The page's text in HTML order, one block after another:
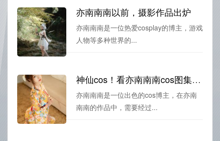
亦南南南以前，摄影作品出炉
亦南南南是一位热爱cosplay的博主，游戏
人物等多种世界的...
神仙cos！看亦南南南cos图集的合集
亦南南南是一位出色的cos博主，在亦南
南南的作品中，需要经过...